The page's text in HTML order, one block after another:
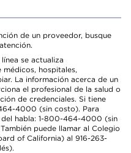
de un proveedor, busque
se actualiza
hospitales,
La información acerca de un
el profesional de la salud o
de credenciales. Si tiene
4000 (sin costo). Para
habla: 1-800-464-4000 (sin
puede llamar al Colegio
of California) al 916-263-